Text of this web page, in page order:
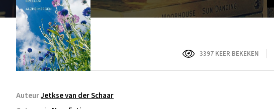
3397 KEER BEKEKEN
AuteurJetkse van der Schaar